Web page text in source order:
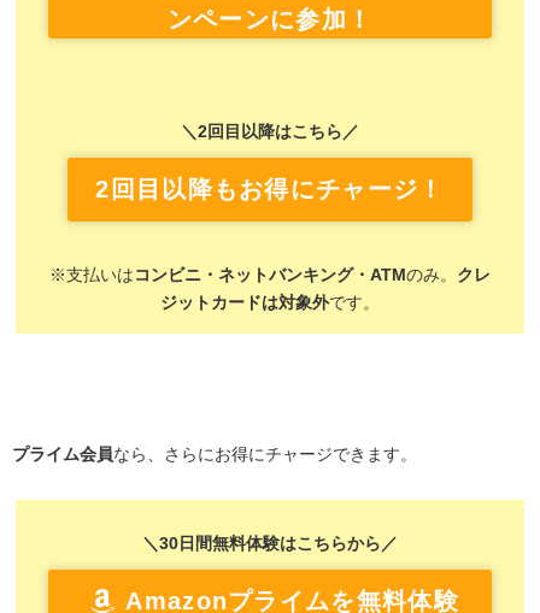
ンペーンに参加！
＼2回目以降はこちら／
2回目以降もお得にチャージ！
※支払いは コンビニ・ネットバンキング・ATMのみ。 クレ
ジットカードは対象外です。
プライム会員なら、さらにお得にチャージできます。
＼30日間無料体験はこちらから／
Amazonプライムを無料体験